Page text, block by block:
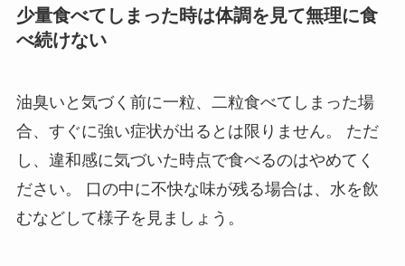
少量食べてしまった時は体調を見て無理に食
べ続けない
油臭いと気づく前に一粒、二粒食べてしまった場
合、すぐに強い症状が出るとは限りません。 ただ
し、違和感に気づいた時点で食べるのはやめてく
ださい。 口の中に不快な味が残る場合は、水を飲
むなどして様子を見ましょう。